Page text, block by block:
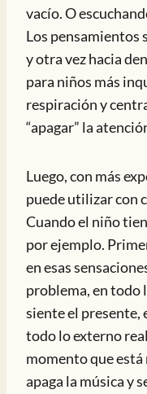
vacío. O
Los pensamientos
y otra vez hacia
para niños más
respiración y
“apagar” la
Luego, con más
puede utilizar con
Cuando el niño
por ejemplo.
en esas
problema, en todo
siente el presente,
todo lo externo
momento que
apaga la música y